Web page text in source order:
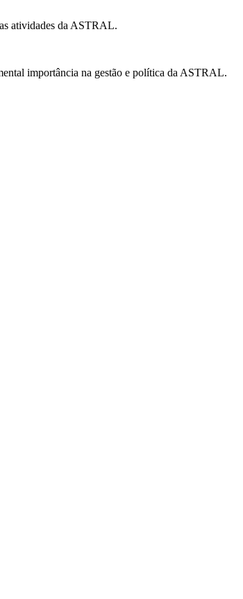
atividades da ASTRAL.
importância na gestão e política da ASTRAL.